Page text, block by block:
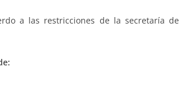
a las restricciones de la secretaría de